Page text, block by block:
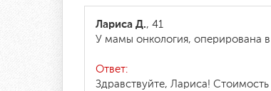
Лариса Д., 41
У мамы онкология, оперирована
Ответ:
Здравствуйте, Лариса!